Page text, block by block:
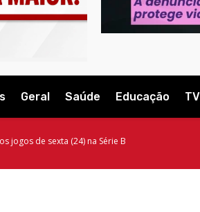
Geral Saúde Educação
jogos de sexta (24) na Série B